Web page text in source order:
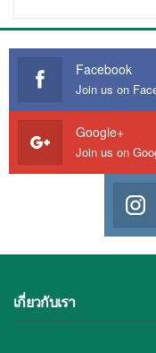
Facebook
Join us on
Google+
Join us on
เกี่ยวกับเรา